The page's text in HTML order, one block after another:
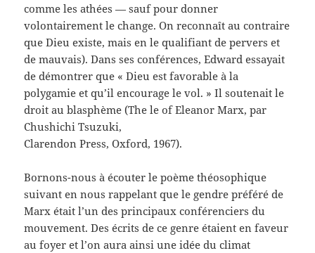
comme les athées — sauf pour donner
volontairement le change. On reconnaît au contraire
que Dieu existe, mais en le qualifiant de pervers et
de mauvais). Dans ses conférences, Edward essayait
de démontrer que « Dieu est favorable à la
polygamie et qu’il encourage le vol. » Il soutenait le
droit au blasphème (The le of Eleanor Marx, par
Chushichi Tsuzuki,
Clarendon Press, Oxford, 1967).
Bornons-nous à écouter le poème théosophique
suivant en nous rappelant que le gendre préféré de
Marx était l’un des principaux conférenciers du
mouvement. Des écrits de ce genre étaient en faveur
au foyer et l’on aura ainsi une idée du climat